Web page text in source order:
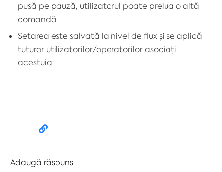
pusă pe pauză, utilizatorul poate prelua o altă
comandă
Setarea este salvată la nivel de flux și se aplică
tuturor utilizatorilor/operatorilor asociați
acestuia
Adaugă răspuns